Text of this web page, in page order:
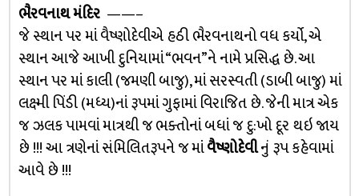
ભૈરવનાથ મંદિર ——–
જે સ્થાન પર માં વૈષ્ણોદેવીએ હઠી ભૈરવનાથનો વધ કર્યો, એ
સ્થાન આજે આખી દુનિયામાં “ભવન”ને નામે પ્રસિદ્ધ છે. આ
સ્થાન પર માં કાલી (જમણી બાજુ), માં સરસ્વતી (ડાબી બાજુ) માં
લક્ષ્મી પિંડી (મધ્ય)નાં રૂપમાં ગુફામાં વિરાજિત છે. જેની માત્ર એક
જ ઝલક પામવાં માત્રથી જ ભક્તોનાં બધાં જ દુ:ખો દૂર થઇ જાય
છે !!! આ ત્રણેનાં સંમિલિતરૂપને જ માંવૈષ્ણોદેવીનું રૂપ કહેવામાં
આવે છે !!!